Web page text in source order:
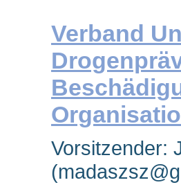
Verband
Vorsitzender: